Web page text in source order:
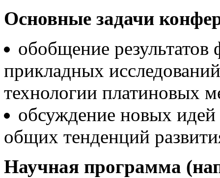
Основные задачи
обобщение
прикладных
технологии платиновых
обсуждение новых идей
общих тенденций
Научная программа